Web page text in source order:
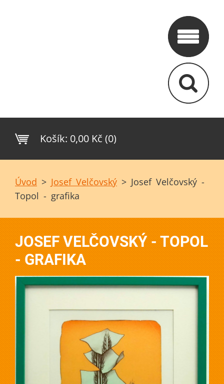
Košík: 0,00 Kč (0)
Úvod > Josef Velčovský > Josef Velčovský -
Topol - grafika
JOSEF VELČOVSKÝ - TOPOL
- GRAFIKA